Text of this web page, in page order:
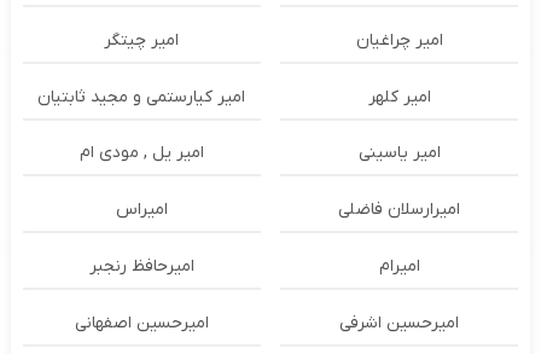
امیر چراغیان امیر چیتگر
امیر کلهر امیر کیارستمی و مجید ثابتیان
امیر یاسینی امیر یل , مودی ام
امیرارسلان فاضلی امیراس
امیرام امیرحافظ رنجبر
امیرحسین اشرفی امیرحسین اصفهانی